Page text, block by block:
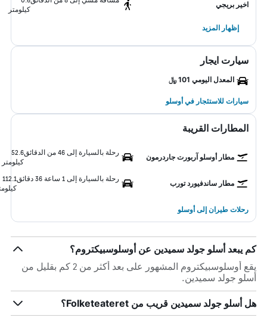
اخير بريجي
كيلومتر
إظهار المزيد
سيارت ايجار
المعدل اليومي 101 ﷼
سيارات للاستئجار في أوسلو
المطارات القريبة
مطار أوسلو آربورت جاردرمون
رحلة بالسيارة إلى 46 من الدقائق
52.6
كيلومتر
مطار ساندفيورد تورب
رحلة بالسيارة إلى 1 ساعة 36 دقائق
112.1
رحلات طيران إلى أوسلو
كم يبعد أسلو جولد سميدين عن أوسلوسبيكتروم؟
يقع أوسلوسبيكتروم المشهور على بعد أكثر من 2 كم بقليل من
أسلو جولد سميدين.
هل أسلو جولد سميدين قريب من Folketeateret؟